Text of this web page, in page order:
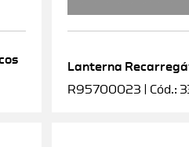
Lanterna
R95700023 | Cód.: